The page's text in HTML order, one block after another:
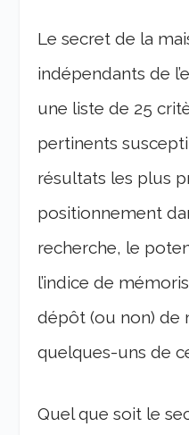
Le secret de la
indépendants de
une liste de 25
pertinents
résultats les plus
positionnement
recherche, le
l’indice de
dépôt (ou non) de
quelques-uns de
Quel que soit le